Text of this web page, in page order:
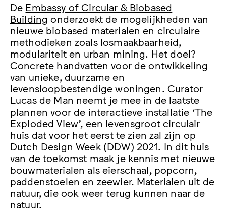
De Embassy of Circular & Biobased
Building onderzoekt de mogelijkheden van
nieuwe biobased materialen en circulaire
methodieken zoals losmaakbaarheid,
modulariteit en urban mining. Het doel?
Concrete handvatten voor de ontwikkeling
van unieke, duurzame en
levensloopbestendige woningen. Curator
Lucas de Man neemt je mee in de laatste
plannen voor de interactieve installatie ‘The
Exploded View’, een levensgroot circulair
huis dat voor het eerst te zien zal zijn op
Dutch Design Week (DDW) 2021. In dit huis
van de toekomst maak je kennis met nieuwe
bouwmaterialen alseierschaal, popcorn,
paddenstoelen en zeewier. Materialen uit de
natuur, die ook weer terug kunnen naar de
natuur.